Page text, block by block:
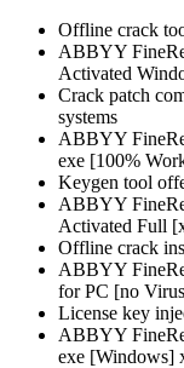
Offline crack
ABBYY
Activated
Crack patch
systems
ABBYY
exe [100%
Keygen tool
ABBYY
Activated Full
Offline crack
ABBYY
for PC [no
License key
ABBYY
exe [Windows]